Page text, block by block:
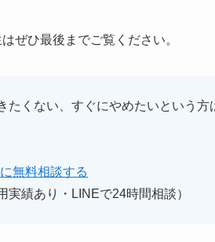
ぜひ最後までご覧ください。
たくない、すぐにやめたいという
無料相談する
実績あり・LINEで24時間相談）